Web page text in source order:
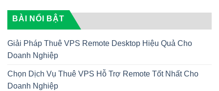
BÀI NỔI BẬT
Giải Pháp Thuê VPS Remote Desktop Hiệu Quả Cho
Doanh Nghiệp
Chọn Dịch Vụ Thuê VPS Hỗ Trợ Remote Tốt Nhất Cho
Doanh Nghiệp